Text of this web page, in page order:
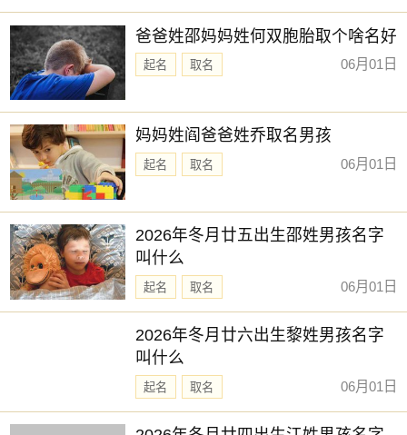
爸爸姓邵妈妈姓何双胞胎取个啥名好
起名 取名 06月01日
妈妈姓阎爸爸姓乔取名男孩
起名 取名 06月01日
2026年冬月廿五出生邵姓男孩名字
叫什么
起名 取名 06月01日
2026年冬月廿六出生黎姓男孩名字
叫什么
起名 取名 06月01日